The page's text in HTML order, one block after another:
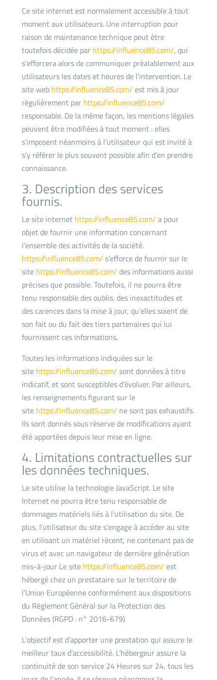
Ce site internet est normalement accessible à tout
moment aux utilisateurs. Une interruption pour
raison de maintenance technique peut être
toutefois décidée par https://influence85.com/, qui
s’efforcera alors de communiquer préalablement aux
utilisateurs les dates et heures de l’intervention. Le
site web https://influence85.com/ est mis à jour
régulièrement par https://influence85.com/
responsable. De la même façon, les mentions légales
peuvent être modifiées à tout moment : elles
s’imposent néanmoins à l’utilisateur qui est invité à
s’y référer le plus souvent possible afin d’en prendre
connaissance.
3. Description des services
fournis.
Le site internet https://influence85.com/ a pour
objet de fournir une information concernant
l’ensemble des activités de la société.
https://influence85.com/ s’efforce de fournir sur le
site https://influence85.com/ des informations aussi
précises que possible. Toutefois, il ne pourra être
tenu responsable des oublis, des inexactitudes et
des carences dans la mise à jour, qu’elles soient de
son fait ou du fait des tiers partenaires qui lui
fournissent ces informations.
Toutes les informations indiquées sur le
site https://influence85.com/ sont données à titre
indicatif, et sont susceptibles d’évoluer. Par ailleurs,
les renseignements figurant sur le
site https://influence85.com/ ne sont pas exhaustifs.
Ils sont donnés sous réserve de modifications ayant
été apportées depuis leur mise en ligne.
4. Limitations contractuelles sur
les données techniques.
Le site utilise la technologie JavaScript. Le site
Internet ne pourra être tenu responsable de
dommages matériels liés à l’utilisation du site. De
plus, l’utilisateur du site s’engage à accéder au site
en utilisant un matériel récent, ne contenant pas de
virus et avec un navigateur de dernière génération
mis-à-jour Le site https://influence85.com/ est
hébergé chez un prestataire sur le territoire de
l’Union Européenne conformément aux dispositions
du Règlement Général sur la Protection des
Données (RGPD : n° 2016-679)
L’objectif est d’apporter une prestation qui assure le
meilleur taux d’accessibilité. L’hébergeur assure la
continuité de son service 24 Heures sur 24, tous les